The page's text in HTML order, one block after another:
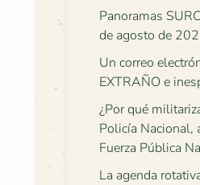
Panoramas
de agosto de
Un correo
EXTRAÑO e
¿Por qué
Policía Nacional,
Fuerza Pública
La agenda